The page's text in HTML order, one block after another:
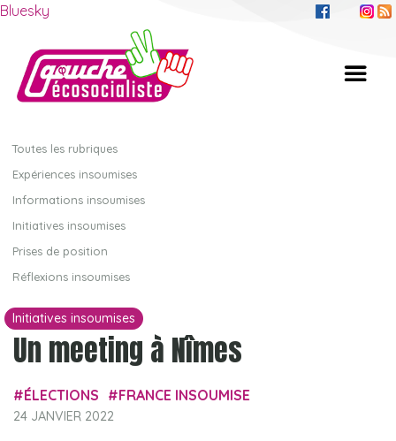
Bluesky
Toutes les rubriques
Expériences insoumises
Informations insoumises
Initiatives insoumises
Prises de position
Réflexions insoumises
Initiatives insoumises
Un meeting à Nîmes
ÉLECTIONS FRANCE INSOUMISE
24 JANVIER 2022